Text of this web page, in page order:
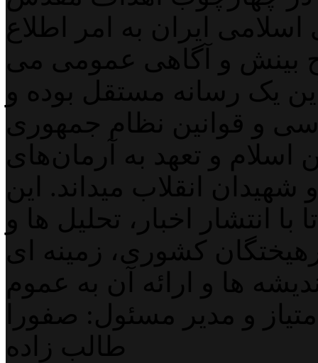
ایران به امر اطلاع
بینش و آگاهی عمومی می
یک رسانه مستقل بوده و
و قوانین نظام جمهوری
و تعهد به آرمان‌های
انقلاب میداند. این
انتشار اخبار، تحلیل ها و
کشوری، زمینه ای
ها و ارائه آن به عموم
و مدیر مسئول: صفورا
طالب زاده